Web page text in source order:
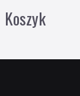
Koszyk